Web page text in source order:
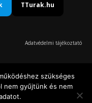
TTurak.hu
Adatvédelmi tájékoztató
2020-2026
szükséges
nem gyűjtünk és nem